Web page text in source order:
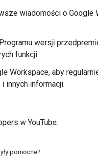
wiadomości o Google
wersji
funkcji.
Workspace, aby
innych informacji.
w YouTube.
pomocne?